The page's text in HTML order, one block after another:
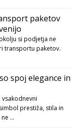
paketov
si podjetja ne
transportu paketov.
spoj elegance in
prestiža, stila in
…